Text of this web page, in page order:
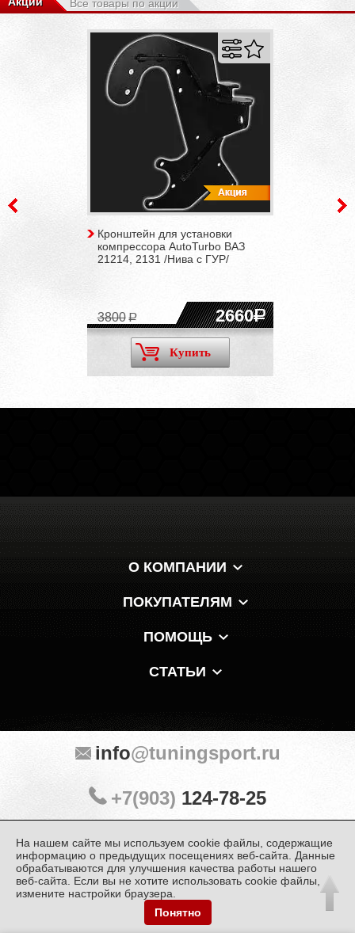
Все товары по акции
Кронштейн для установки
компрессора AutoTurbo ВАЗ
21214, 2131 /Нива c ГУР/
2660
3800
Купить
О КОМПАНИИ
ПОКУПАТЕЛЯМ
ПОМОЩЬ
СТАТЬИ
Мы в мессенджерах и соцсетях:
info@tuningsport.ru
+7(903) 124-78-25
© «Тюнинг Спорт» 1998 — 2026Политика конфиденциальности
На нашем сайте мы используем cookie файлы, содержащие
информацию о предыдущих посещениях веб-сайта. Данные
обрабатываются для улучшения качества работы нашего
веб-сайта. Если вы не хотите использовать cookie файлы,
измените настройки браузера.
Понятно